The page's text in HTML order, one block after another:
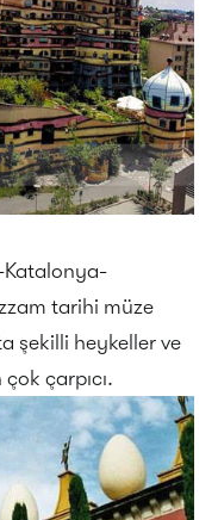
Katalonya-
tarihi müze
şekilli heykeller ve
çarpıcı.